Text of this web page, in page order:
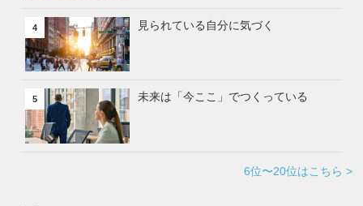
4 見られている自分に気づく
5 未来は「今ここ」でつくっている
6位〜20位はこちら >